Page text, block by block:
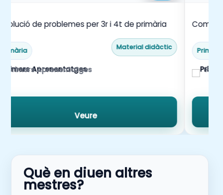
de problemes per 3r i 4t de primària
Primària Material didàctic
Primers Aprenentatges
Veure
Què en diuen altres
mestres?